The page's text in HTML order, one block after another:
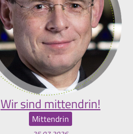
Wir sind mittendrin!
Mittendrin